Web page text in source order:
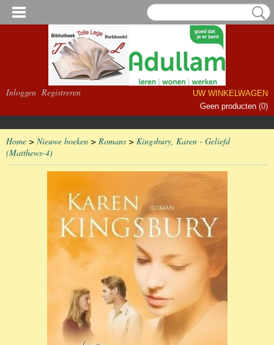
Inloggen Registreren
UW WINKELWAGEN
Geen producten (0)
Home > Nieuwe boeken > Romans > Kingsbury, Karen - Geliefd
(Matthews-4)